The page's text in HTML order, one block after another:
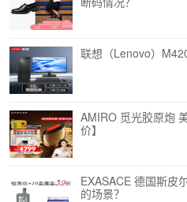
联想（Lenovo）
AMIRO 觅光胶原炮
价】
EXASACE 德国斯皮
的场景？